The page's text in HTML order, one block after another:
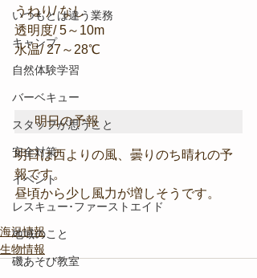
いつもとは違う業務
キャンプ
自然体験学習
バーベキュー
スタッフが思うこと
安全対策
イベント
レスキュー･ファーストエイド
地域のこと
磯あそび教室
うねり/ なし
透明度/ 5～10m
水温/ 27～28℃
明日の予報
明日は西よりの風、曇りのち晴れの予
報です。
昼頃から少し風力が増しそうです。
海況情報
生物情報